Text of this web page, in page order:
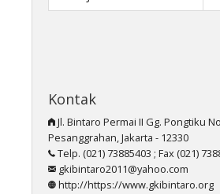
Kontak
Jl. Bintaro Permai II Gg. Pongtiku
Pesanggrahan, Jakarta - 12330
Telp. (021) 73885403 ; Fax (021)
gkibintaro2011@yahoo.com
http://https://www.gkibintaro.org